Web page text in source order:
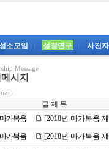
소모임 성경연구 사진
Message
시지
글 제 목
마가복음 [2018년 마가복음
마가복음 [2018년 마가복음